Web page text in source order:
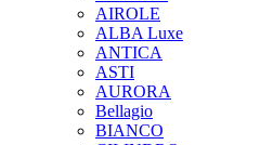
AIROLE
ALBA Luxe
ANTICA
ASTI
AURORA
Bellagio
BIANCO